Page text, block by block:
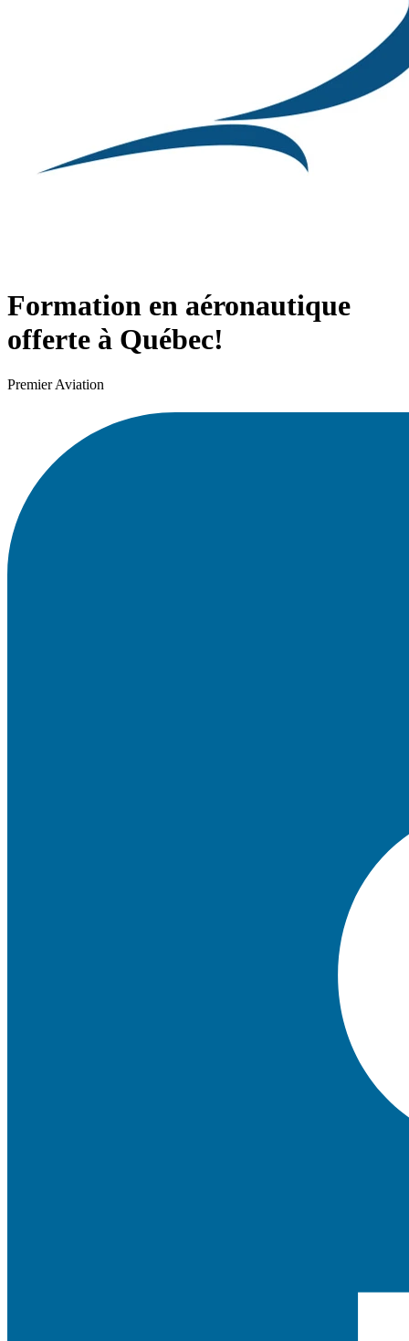
Formation en aéronautique
offerte à Québec!
Premier Aviation